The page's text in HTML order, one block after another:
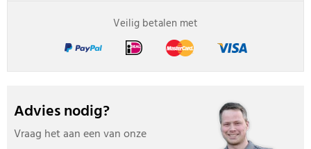
Veilig betalen met
Advies nodig?
Vraag het aan een van onze